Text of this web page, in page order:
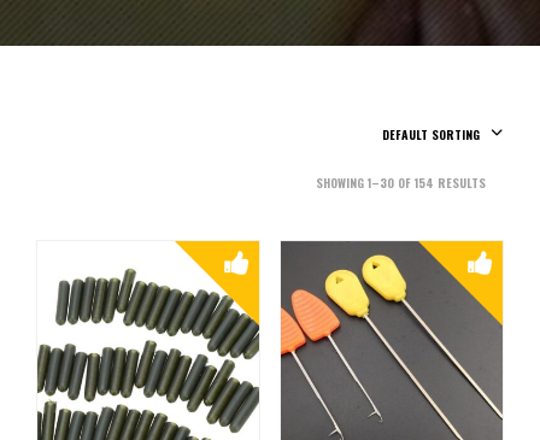
DEFAULT SORTING
SHOWING 1–30 OF 154 RESULTS